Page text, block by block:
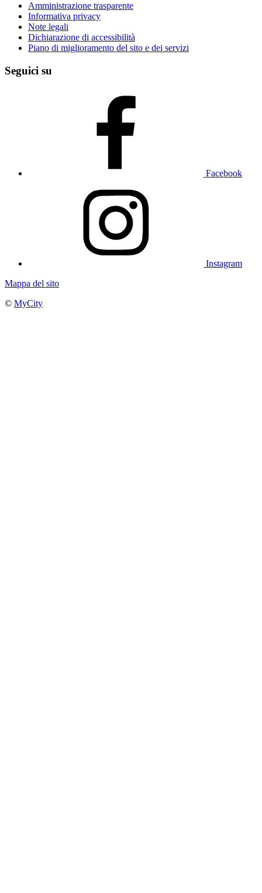
Amministrazione trasparente
Informativa privacy
Note legali
Dichiarazione di accessibilità
Piano di miglioramento del sito e dei servizi
Seguici su
Facebook
Instagram
Mappa del sito
© MyCity